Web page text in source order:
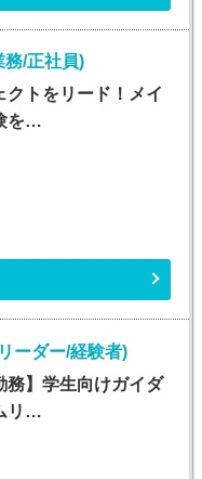
務/正社員)
クトをリード！メイ
を…
ーダー/経験者)
務】学生向けガイダ
リ…